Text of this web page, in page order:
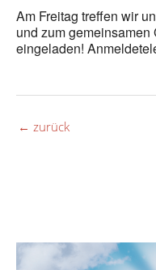
Am Freitag treffen wir
und zum
eingeladen!
← zurück